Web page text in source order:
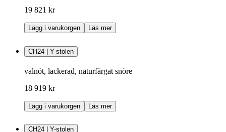
19 821 kr
Lägg i varukorgen Läs mer
CH24 | Y-stolen
valnöt, lackerad, naturfärgat snöre
18 919 kr
Lägg i varukorgen Läs mer
CH24 | Y-stolen